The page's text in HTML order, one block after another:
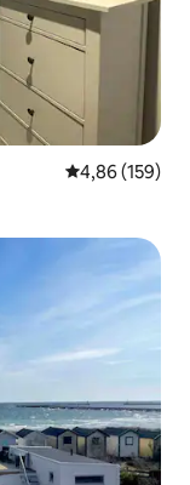
Průměrné
4,86 (159)